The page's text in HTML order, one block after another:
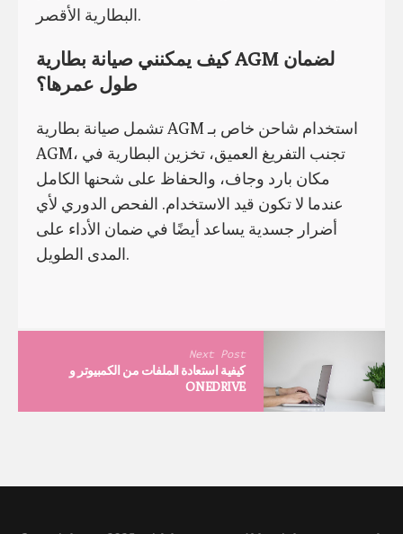
البطارية الأقصر.
كيف يمكنني صيانة بطارية AGM لضمان
طول عمرها؟
تشمل صيانة بطارية AGM استخدام شاحن خاص بـ
AGM، تجنب التفريغ العميق، تخزين البطارية في
مكان بارد وجاف، والحفاظ على شحنها الكامل
عندما لا تكون قيد الاستخدام. الفحص الدوري لأي
أضرار جسدية يساعد أيضًا في ضمان الأداء على
المدى الطويل.
Next Post
كيفية استعادة الملفات من الكمبيوتر و
ONEDRIVE